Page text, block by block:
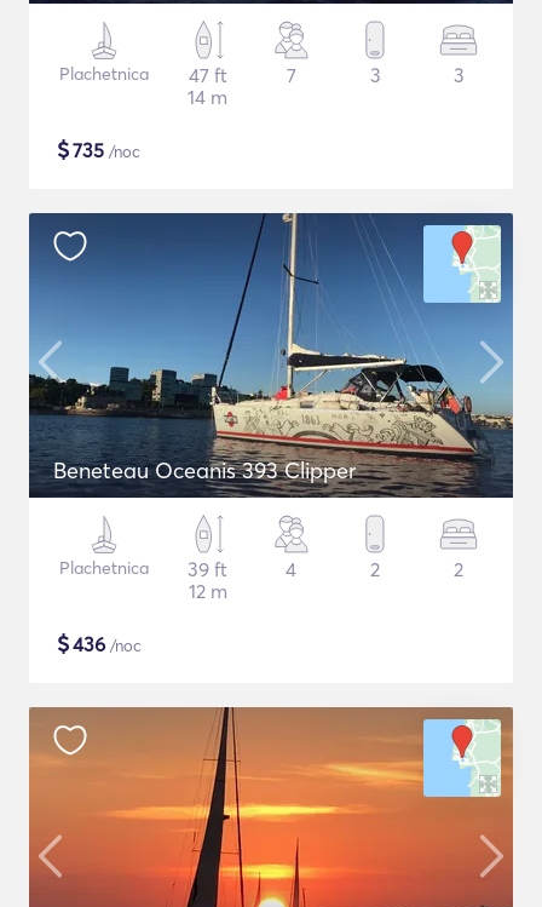
Plachetnica
47 ft
14 m
7 3 3
$735 /noc
Beneteau Oceanis 393 Clipper
Plachetnica
39 ft
12 m
4 2 2
$436 /noc